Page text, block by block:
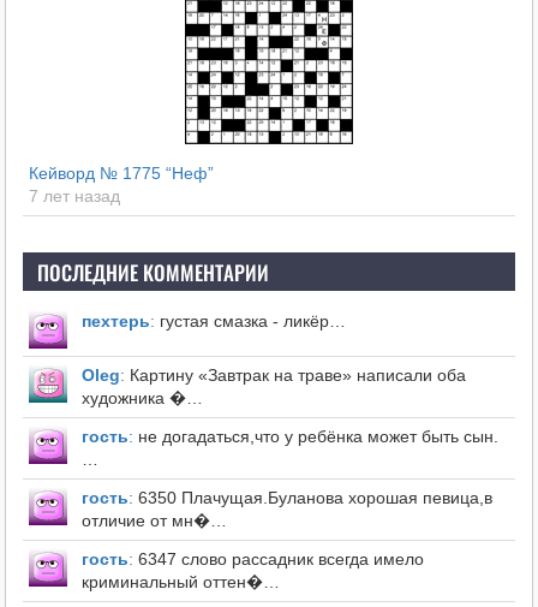
Кейворд № 1775 “Неф”
7 лет назад
ПОСЛЕДНИЕ КОММЕНТАРИИ
пехтерь: густая смазка - ликёр…
Оleg: Картину «Завтрак на траве» написали оба
художника �…
гость: не догадаться,что у ребёнка может быть сын.
…
гость: 6350 Плачущая.Буланова хорошая певица,в
отличие от мн�…
гость: 6347 слово рассадник всегда имело
криминальный оттен�…